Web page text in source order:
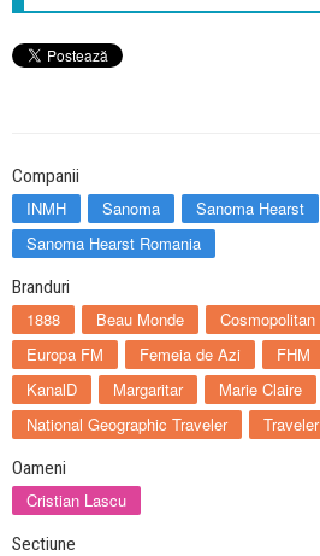
Companii
INMH Sanoma
Sanoma Hearst
Sanoma Hearst Romania
Branduri
1888 Beau Monde Cosmopolitan
Europa FM
Femeia de Azi FHM
KanalD
Margaritar Marie Claire
National Geographic Traveler
Traveler
Oameni
Cristian Lascu
Sectiune